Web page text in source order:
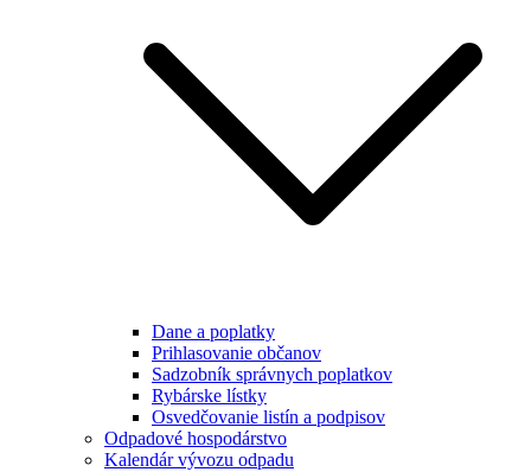
Dane a poplatky
Prihlasovanie občanov
Sadzobník správnych poplatkov
Rybárske lístky
Osvedčovanie listín a podpisov
Odpadové hospodárstvo
Kalendár vývozu odpadu